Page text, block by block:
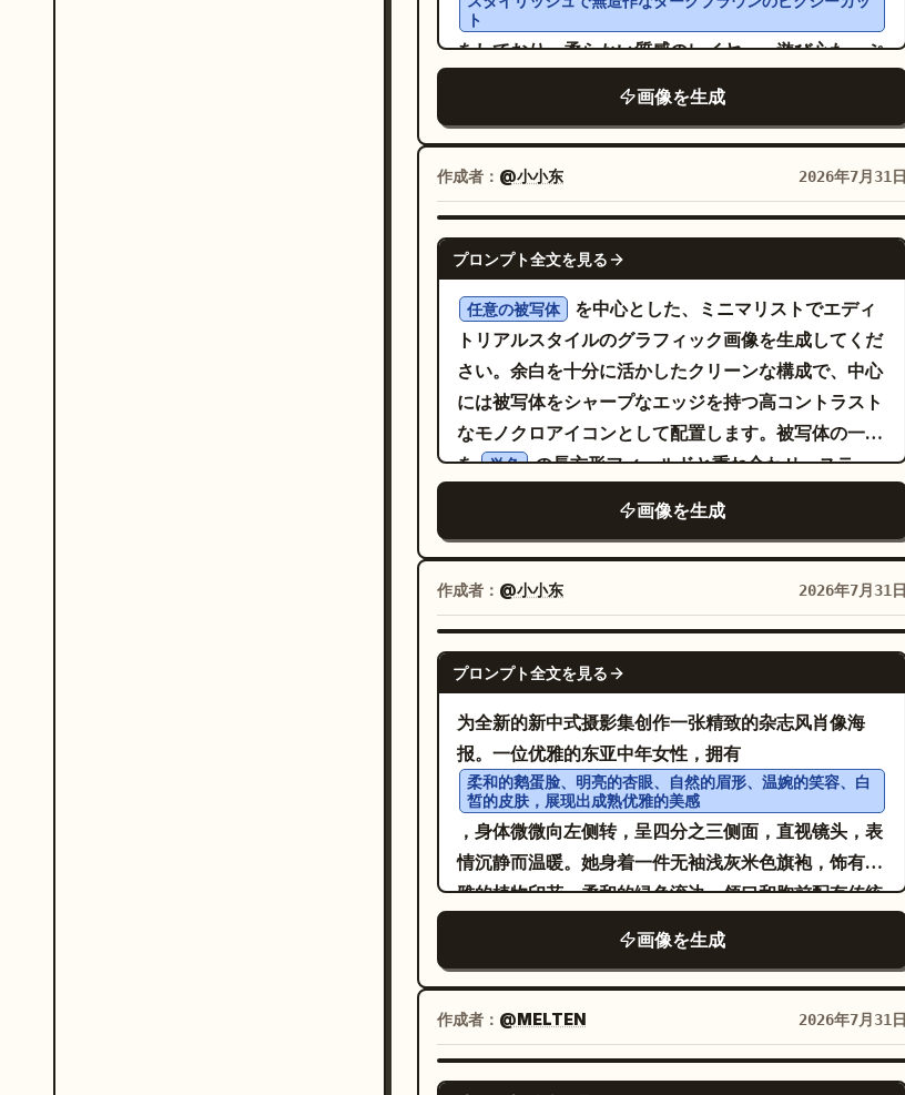
と書かれた小さな青い斜めのラベルを追加する。 ポス
ターのテキストとレイアウト：左上：淡いブルーのグ
「NOZOMU」、その下に小さな日本語で「のぞむ」
を配置。その下に「DEBUT NUMBER」と大きく
「01」、バーコード風のラインを配置したデビューナ
ンバーブロックを作成する。左中段のプロフィールパ
ネル：以下の4行のプロフィールを正確に含める：
「HEIGHT _ 158cm」「BIRTHDAY _ 4.24」
「VOICE _ Soft & Clear」「CHARM _ Smile」、さ
らに小さな波形を追加。左側の半透明パネルに縦書き
のスローガン：「キミの心に、やさしい歌を。」右上
段のリリースパネル：「NEW DIGITAL SINGLE」、
大きな日付
、「RELEASE」、およ
びバーコード。右中段のトラックリストカード：以下
の5つの番号付きトラックを正確に含める：「01.
Lumière」「02. 雨上がりの花束」「03. Mirage」
「04. 透明なメロディ」「05. 小さな願いごと」、さ
ィジェット：波形表示、「NOW PLAYING」、
「Lumière」、時間「00:26」、および正確に3つの
丸いコントロールボタン（戻る、再生、次へ）を配
置。左下：大きな日本語名「のぞむ」、青いタグ
「Next Generation Virtual Singer」、および以下
の3行の英語のタグライン：「Your voice,」「my
light.」「Our future.」中央下：ライブツアー情報
「LIVE TOUR 2026」とツアー名
Starlight ‘Bloom ✦’
。その下に以下の5つのツアー
日程／都市を正確にリストアップする：「07.18
TOKYO」「08.02 OSAKA」「08.16 NAGOYA」
「08.30 FUKUOKA」「09.13 SAPPORO」。右下：
QRコードのような四角形を含む「SPECIAL SITE &
MUSIC」とラベル付けされた小さな白いカードを配
置。 ビジュアルスタイル：超詳細な現代アニメイラス
relaxation。レイアウト要件：ブランド名と英語サブ
タイトルは上部の余白に配置し、製品名はメインビジ
ュアルエリアの下部に配置。ショートラベルは最下部
いようにすること。
ト
をしており、柔らかい質感のレイヤー、遊び心たっぷ
くカールしたまつ毛、自然で太い眉、輝くような陶器
肌、バラ色の頬、そして幸せが溢れ出すような、歯並
びの整った眩しい笑顔が特徴です。 彼女はエレガント
なパールのスタッドピアスを身につけ、
繊細なグリッターのハイライトが入った、きらめくローズ
ピンクのサテンシャツ
を着用し、袖をまくっています。ボトムスはリアルな
生地の動きを感じさせる贅沢な黒のミディ丈スカート
で、足元は光沢のあるマスタードイエローのデザイナ
ーズヒールです。彼女はシャツの裾を軽く持ち、片膝
を少し曲げた自信に満ちたポーズをとっており、エネ
ルギッシュで魅力的なシルエットを作り出していま
す。 背景には、同じ楽しげな表情の巨大な半透明モノ
クロポートレートが描かれ、
美しい水彩テクスチャ
に柔らかく溶け込んでいます。輝く粒子、絵の具の飛
沫、夢のようなボケ味、そして奥行きとドラマチック
な視覚効果を生み出す繊細な光の筋が添えられていま
す。 右下隅には「You Look Beautiful」と書かれた
れ、繊細な蝶、小さなハート、輝く星、花の装飾、優
雅な渦巻き模様が構成にシームレスに溶け込んでいま
す。 スタイル：ピクサー品質の 3D カリカチュア、デ
ィズニー風の魅力、プレミアムなデジタルイラスト、
映画のようなライティング、ボリューム感のある輝
き、HDR カラーグレーディング、光沢のあるレンダ
な暖色系パレット、高級感のあるポスターデザイン、
完璧な構図、鮮明なフォーカス、雑誌の表紙のような
美学、SNS 最適化、シェアしたくなる魅力、感情を
高める作品、傑作、受賞歴のあるアートワーク、8K
ウルトラ HD、極めてシャープなディテール、縦横比
画像を生成
作成者： @小小东 2026年7月31日
GPT IMAGE 2
プロンプト全文を見る
任意の被写体
を中心とした、ミニマリストでエディ
トリアルスタイルのグラフィック画像を生成してくだ
さい。余白を十分に活かしたクリーンな構成で、中心
には被写体をシャープなエッジを持つ高コントラスト
なモノクロアイコンとして配置します。被写体の一部
を 単色 の長方形フィールドと重ね合わせ、ステー
ーには下部に重厚なダークテキストブロックを配置
し、画像がテキストによって切り取られることで視覚
的なインパクトを与え、逆にテキストが画像を支える
構造にします。メインの文章には、太字のサンセリフ
体で明るい色の文字を使用し、タイトな複数行レイア
ウトで、すっきりとした間隔と力強い行間を確保しま
す。上部には拡大された引用符やテーマシンボルをリ
ズムのアンカーとして配置し、下部には細く軽量なク
レジットを添えてコントラストを出し、最後に小さな
ロゴを配置して仕上げます。配色はテーマの素材とム
ードから抽出します。高輝度でクリーンな背景、メイ
ン被写体の構造には黒と白、カラーフィールドには
中〜高彩度のエモーショナルな色を使用してくださ
い。全体的なトーンは明るく、直接的でモダンであ
出版物のような秩序を感じさせるものにします。複雑
なシーン、装飾的なテクスチャ、ヴィンテージフィル
ター、緩いレイアウトは避けてください。
画像を生成
作成者： @小小东 2026年7月31日
GPT IMAGE 2
プロンプト全文を見る
为全新的新中式摄影集创作一张精致的杂志风肖像海
报。一位优雅的东亚中年女性，拥有
柔和的鹅蛋脸、明亮的杏眼、自然的眉形、温婉的笑容、白
皙的皮肤，展现出成熟优雅的美感
，身体微微向左侧转，呈四分之三侧面，直视镜头，表
情沉静而温暖。她身着一件无袖浅灰米色旗袍，饰有淡
雅的植物印花、柔和的绿色滚边，领口和胸前配有传统
型优雅且带有几分灵动。周围环绕着白色木兰花：画面
中可见 5 簇花枝，包括左下角和左边缘 2 簇柔和虚化的
前景花丛，左上方 2 簇向顶部延伸的清晰花枝，以及右
下方手持的 1 枝木兰。背景采用深蓝灰色纹理摄影棚背
景，运用电影级柔和侧光，浅景深效果，营造细腻的朦
画像を生成
作成者： @MELTEN 2026年7月31日
GPT IMAGE 2